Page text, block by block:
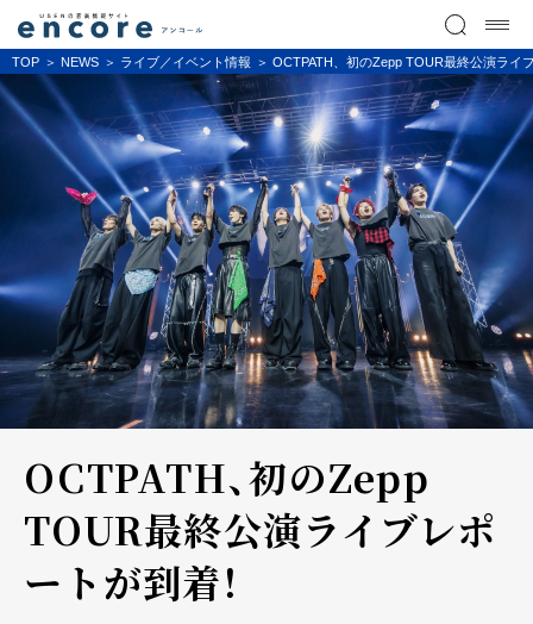
TOP NEWS ライブ／イベント情報 OCTPATH、初のZepp TOUR最終公演ライ
OCTPATH、初のZepp
TOUR最終公演ライブレポ
ートが到着！